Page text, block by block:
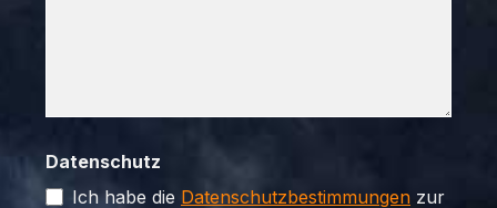
Datenschutz
Ich habe die Datenschutzbestimmungen zur